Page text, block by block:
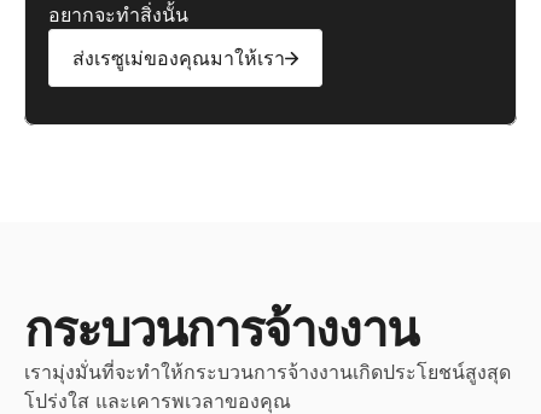
อยากจะทำสิ่งนั้น
ส่งเรซูเม่ของคุณมาให้เรา
กระบวนการจ้างงาน
เรามุ่งมั่นที่จะทำให้กระบวนการจ้างงานเกิดประโยชน์สูงสุด
โปร่งใส และเคารพเวลาของคุณ